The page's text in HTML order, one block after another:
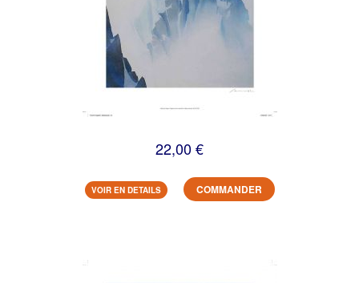
22,00 €
VOIR EN DETAILS COMMANDER